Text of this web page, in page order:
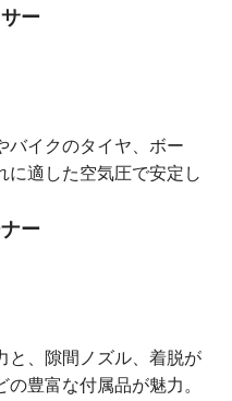
ー
バイクのタイヤ、ボー
に適した空気圧で安定し
ー
と、隙間ノズル、着脱が
豊富な付属品が魅力。